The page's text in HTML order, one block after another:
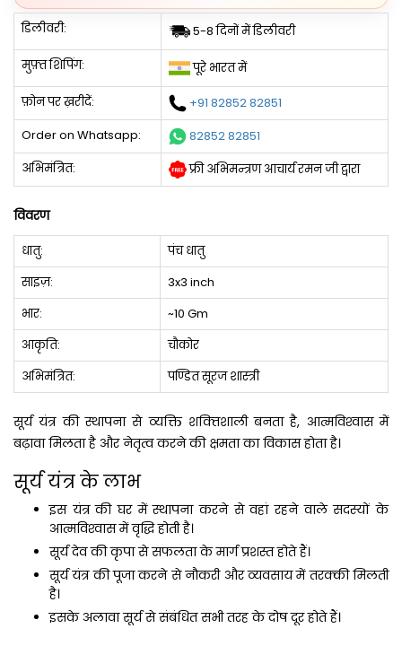
डिलीवरी: 5-8 दिनों में डिलीवरी
मुफ़्त शिपिंग: पूरे भारत में
फ़ोन पर ख़रीदें:
+91 82852 82851
Order on Whatsapp:
82852 82851
अभिमंत्रित:
फ्री अभिमन्त्रण आचार्य रमन जी द्वारा
विवरण
धातु:
पंच धातु
साइज़:
3x3 inch
भार:
~10 Gm
आकृति:
चौकोर
अभिमंत्रित:
पण्डित सूरज शास्त्री
सूर्य यंत्र की स्‍थापना से व्‍यक्ति शक्‍तिशाली बनता है, आत्‍मविश्‍वास में
बढ़ावा मिलता है और नेतृत्‍व करने की क्षमता का विकास होता है।
सूर्य यंत्र के लाभ
इस यंत्र की घर में स्‍थापना करने से वहां रहने वाले सदस्‍यों के
आत्‍मविश्‍वास में वृद्धि होती है।
सूर्य देव की कृपा से सफलता के मार्ग प्रशस्‍त होते हैं।
सूर्य यंत्र की पूजा करने से नौकरी और व्‍यवसाय में तरक्‍की मिलती
है।
इसके अलावा सूर्य से संबंधित सभी तरह के दोष दूर होते हैं।